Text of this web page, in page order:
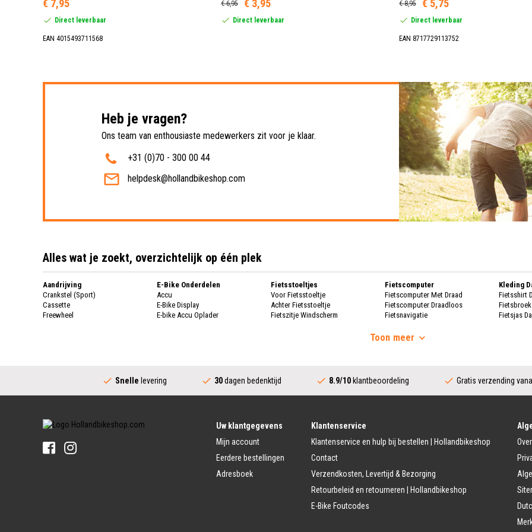
€ 7,95
Direct leverbaar
EAN 4015493711568
€ 6,95 € 3,95
Direct leverbaar
€ 8,95 € 5,75
Direct leverbaar
EAN 8717729113752
Heb je vragen?
Ons team van enthousiaste medewerkers zit voor je klaar.
+31 (0)70 - 300 00 44
helpdesk@hollandbikeshop.com
Alles wat je zoekt, overzichtelijk op één plek
Aandrijving
Crankstel (Sport)
Cassette
Freewheel
Versnellingshendel (Stads)
Buitenbanden
Fiets Binnenband
E-Bike Onderdelen
Accu
E-Bike Display
E-bike Accu Oplader
Stuur
Fietsstoeltjes
Voor Fietsstoeltje
Achter Fietsstoeltje
Fietszitje Windscherm
Fietssloten
Ringslot
Beugelslot
Fietstas
Dubbele Fietstassen
Enkele Fietstassen
Stuur Fietstassen
Fietscomputer
Fietscomputer Met Draad
Fietscomputer Draadloos
Fietsnavigatie
Voeding
Bescherming
Fietshoes
Fietstrainers
Handwarmer/Handmof
Kinder Accessoires
Kleding
Fietsshirt
Fietsbroek
Fietsjas
Poncho
Fietsbroek
Fietsjas
Fietshelm
Toon meer
Snelle levering 30dagen bedenktijd 8.9/10klantbeoordeling Gratis verzending
Uw klantgegevens
Mijn account
Eerdere bestellingen
Adresboek
Klantenservice
Klantenservice en hulp bij bestellen | Hollandbikeshop
Contact
Verzendkosten, Levertijd & Bezorging
Retourbeleid en retourneren | Hollandbikeshop
E-Bike Foutcodes